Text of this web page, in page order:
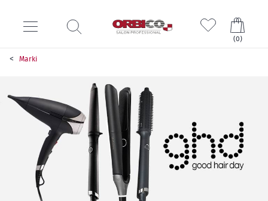
(0)
Marki